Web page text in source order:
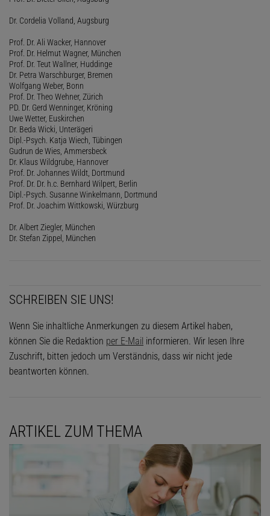
Dr. Cordelia Volland, Augsburg
Prof. Dr. Ali Wacker, Hannover
Prof. Dr. Helmut Wagner, München
Prof. Dr. Teut Wallner, Huddinge
Dr. Petra Warschburger, Bremen
Wolfgang Weber, Bonn
Prof. Dr. Theo Wehner, Zürich
PD. Dr. Gerd Wenninger, Kröning
Uwe Wetter, Euskirchen
Dr. Beda Wicki, Unterägeri
Dipl.-Psych. Katja Wiech, Tübingen
Gudrun de Wies, Ammersbeck
Dr. Klaus Wildgrube, Hannover
Prof. Dr. Johannes Wildt, Dortmund
Prof. Dr. Dr. h.c. Bernhard Wilpert, Berlin
Dipl.-Psych. Susanne Winkelmann, Dortmund
Prof. Dr. Joachim Wittkowski, Würzburg
Dr. Albert Ziegler, München
Dr. Stefan Zippel, München
SCHREIBEN SIE UNS!
Wenn Sie inhaltliche Anmerkungen zu diesem Artikel haben,
können Sie die Redaktion per E-Mail informieren. Wir lesen Ihre
Zuschrift, bitten jedoch um Verständnis, dass wir nicht jede
beantworten können.
ARTIKEL ZUM THEMA